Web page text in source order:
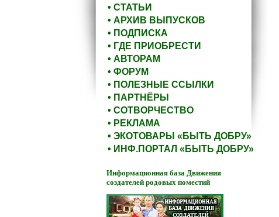
• СТАТЬИ
• АРХИВ ВЫПУСКОВ
• ПОДПИСКА
• ГДЕ ПРИОБРЕСТИ
• АВТОРАМ
• ФОРУМ
• ПОЛЕЗНЫЕ ССЫЛКИ
• ПАРТНЁРЫ
• СОТВОРЧЕСТВО
• РЕКЛАМА
• ЭКОТОВАРЫ «БЫТЬ ДОБРУ»
• ИНФ.ПОРТАЛ «БЫТЬ ДОБРУ»
Информационная база Движения
создателей родовых поместий